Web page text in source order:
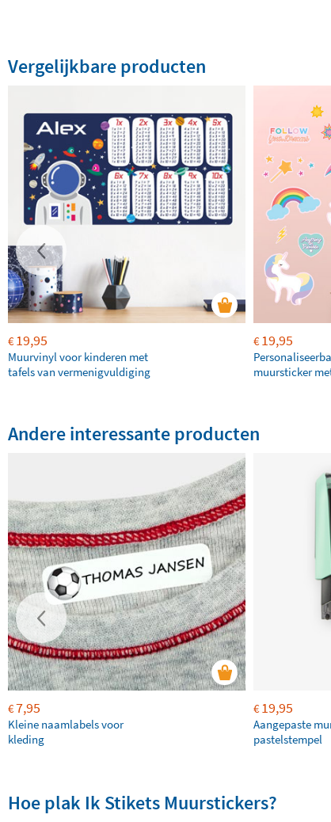
Vergelijkbare producten
€19,95
Muurvinyl voor kinderen met
tafels van vermenigvuldiging
€19,95
muursticker
Andere interessante producten
€7,95
Kleine naamlabels voor
kleding
€19,95
Aangepaste
pastelstempel
Hoe plak Ik Stikets Muurstickers?